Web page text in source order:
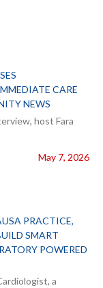
CARE
NEWS
host Fara
May 7, 2026
PRACTICE,
SMART
POWERED
a